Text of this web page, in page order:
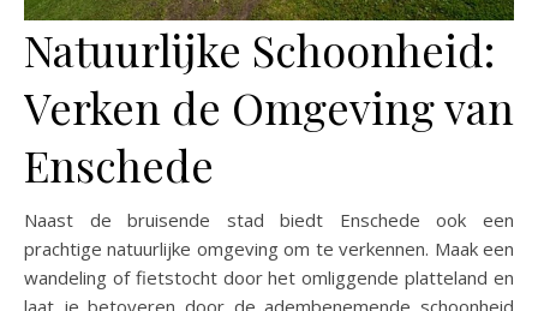
Natuurlijke Schoonheid:
Verken de Omgeving van
Enschede
Naast de bruisende stad biedt Enschede ook een
prachtige natuurlijke omgeving om te verkennen. Maak een
wandeling of fietstocht door het omliggende platteland en